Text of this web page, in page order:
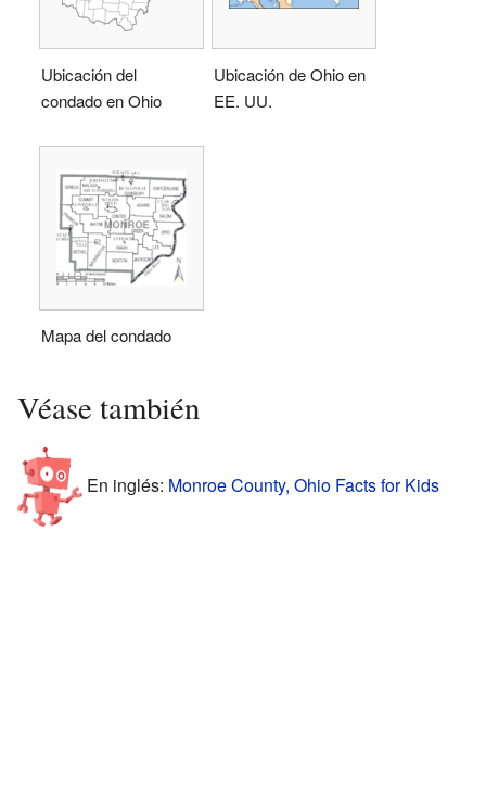
Ubicación del
condado en Ohio
Ubicación de Ohio en
EE. UU.
Mapa del condado
Véase también
En inglés: Monroe County, Ohio Facts for Kids